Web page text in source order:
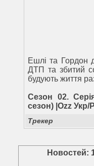
Ешлі та Гордон
ДТП та збитий
будують життя
Сезон 02.
сезон) |Ozz Укр/
Трекер
Новостей: